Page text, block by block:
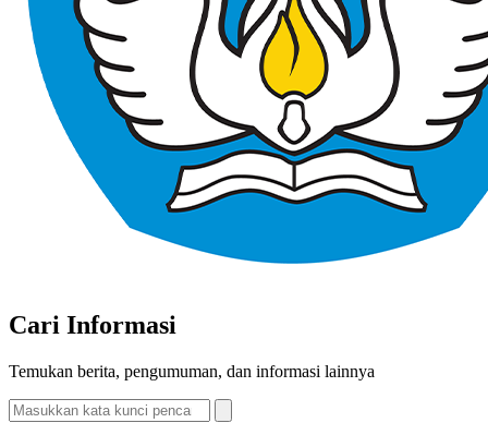
Cari Informasi
Temukan berita, pengumuman, dan informasi lainnya